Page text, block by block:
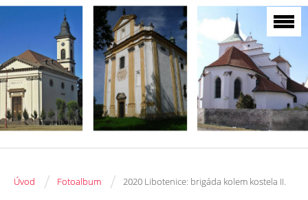
Úvod / Fotoalbum / 2020 Libotenice: brigáda kolem kostela II.